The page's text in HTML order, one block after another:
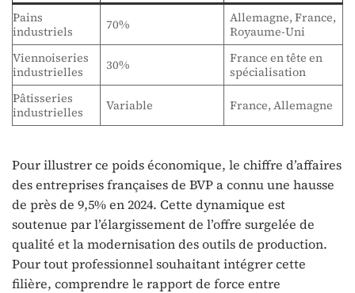
Pains
industriels
70%
Allemagne, France,
Royaume-Uni
Viennoiseries
industrielles
30%
France en tête en
spécialisation
Pâtisseries
industrielles
Variable France, Allemagne
Pour illustrer ce poids économique, le chiffre d’affaires
des entreprises françaises de BVP a connu une hausse
de près de 9,5% en 2024. Cette dynamique est
soutenue par l’élargissement de l’offre surgelée de
qualité et la modernisation des outils de production.
Pour tout professionnel souhaitant intégrer cette
filière, comprendre le rapport de force entre